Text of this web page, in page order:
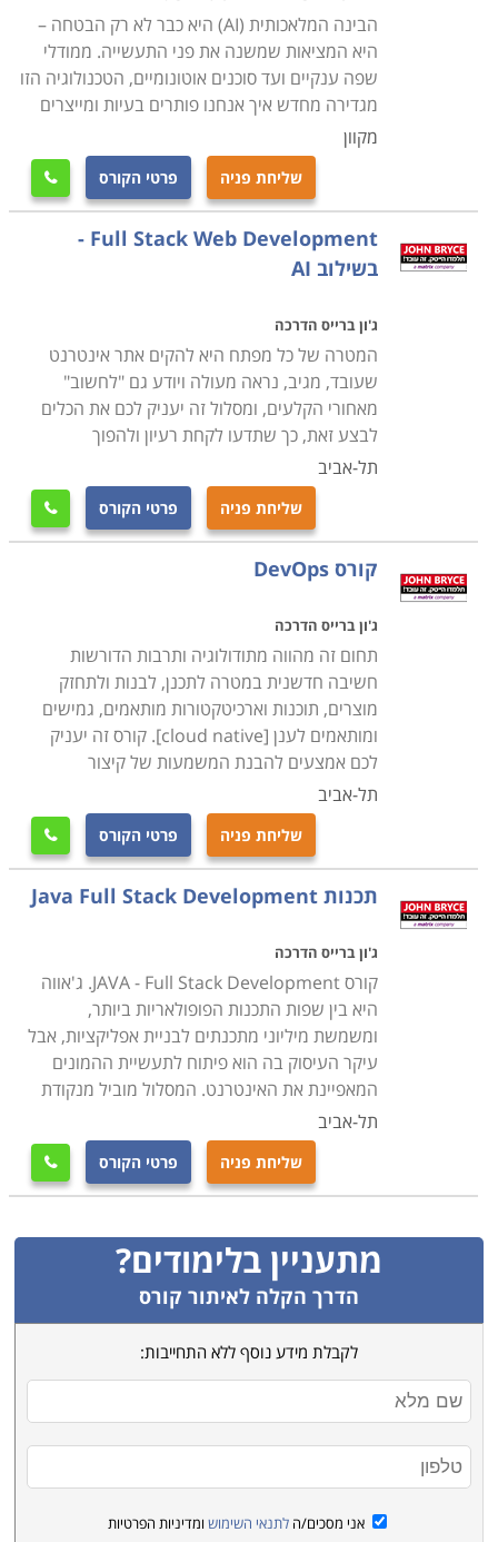
הבינה המלאכותית (AI) היא כבר לא רק הבטחה –
היא המציאות שמשנה את פני התעשייה. ממודלי
שפה ענקיים ועד סוכנים אוטונומיים, הטכנולוגיה הזו
מגדירה מחדש איך אנחנו פותרים בעיות ומייצרים
מקוון
שליחת פניה פרטי הקורס 
Full Stack Web Development -
בשילוב AI
ג'ון ברייס הדרכה
המטרה של כל מפתח היא להקים אתר אינטרנט
שעובד, מגיב, נראה מעולה ויודע גם "לחשוב"
מאחורי הקלעים, ומסלול זה יעניק לכם את הכלים
לבצע זאת, כך שתדעו לקחת רעיון ולהפוך
תל-אביב
שליחת פניה פרטי הקורס 
קורס DevOps
ג'ון ברייס הדרכה
תחום זה מהווה מתודולוגיה ותרבות הדורשות
חשיבה חדשנית במטרה לתכנן, לבנות ולתחזק
מוצרים, תוכנות וארכיטקטורות מותאמים, גמישים
ומותאמים לענן [cloud native]. קורס זה יעניק
לכם אמצעים להבנת המשמעות של קיצור
תל-אביב
שליחת פניה פרטי הקורס 
תכנות Java Full Stack Development
ג'ון ברייס הדרכה
קורס JAVA - Full Stack Development. ג'אווה
היא בין שפות התכנות הפופולאריות ביותר,
ומשמשת מיליוני מתכנתים לבניית אפליקציות, אבל
עיקר העיסוק בה הוא פיתוח לתעשיית ההמונים
המאפיינת את האינטרנט. המסלול מוביל מנקודת
תל-אביב
שליחת פניה פרטי הקורס 
מתעניין בלימודים?
הדרך הקלה לאיתור קורס
לקבלת מידע נוסף ללא התחייבות:
אני מסכים/ה לתנאי השימוש ומדיניות הפרטיות